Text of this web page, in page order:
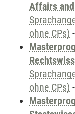
Affairs
ohne CPs) -
ohne CPs) -